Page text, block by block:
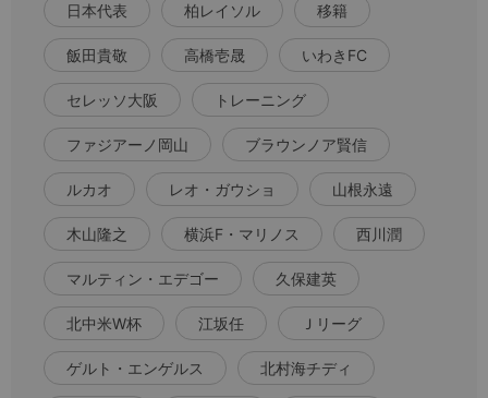
日本代表 柏レイソル 移籍
飯田貴敬 高橋壱晟 いわきFC
セレッソ大阪 トレーニング
ファジアーノ岡山 ブラウンノア賢信
ルカオ レオ・ガウショ 山根永遠
木山隆之 横浜F・マリノス 西川潤
マルティン・エデゴー 久保建英
北中米W杯 江坂任 Ｊリーグ
ゲルト・エンゲルス 北村海チディ